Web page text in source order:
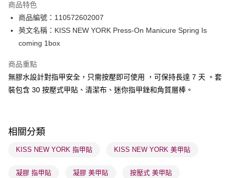
PayMe
WeChat Pay
送貨方式
順豐自助櫃 - 確認發貨後1-3個工作天送達
順豐站及營業點 - 確認發貨後1-3個工作天送達
物流公司進行物流配送
商品特色
商品編號：110572602007
英文名稱：KISS NEW YORK Press-On Manicure Spring Is
coming 1box
商品重點
無膠水設計對指甲安全，只需按壓即可使用 ，可保持長達 7 天 。套
裝包含 30 按壓式甲貼、清潔布、迷你指甲銼和角質層棒。
相關分類
KISS NEW YORK 指甲貼 KISS NEW YORK 美甲貼
凝膠 指甲貼 凝膠 美甲貼 按壓式 美甲貼